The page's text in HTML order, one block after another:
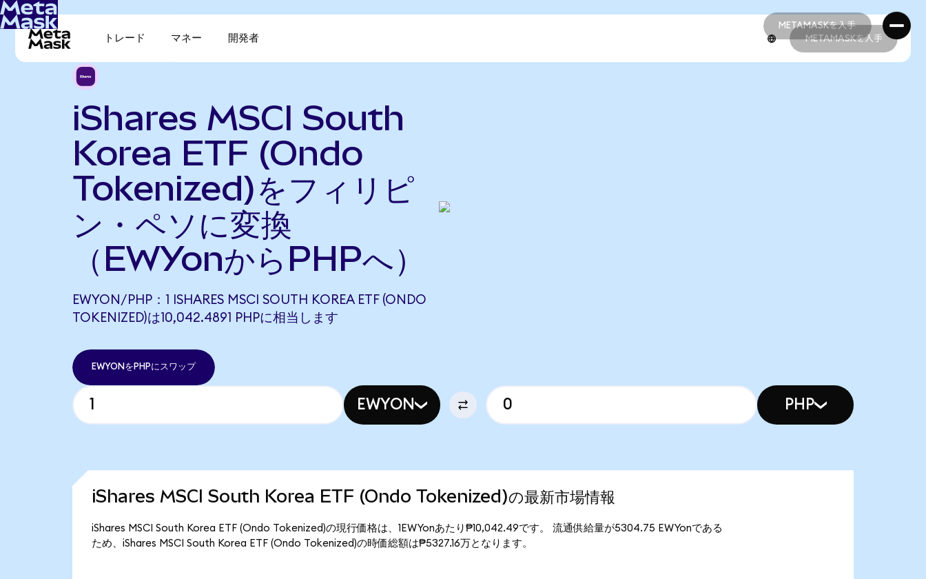
METAMASKを入手
METAMASKを入手
トレード マネー 開発者 METAMASKを入手
iShares MSCI South
Korea ETF (Ondo
Tokenized)をフィリピ
ン・ペソに変換
（EWYonからPHPへ）
EWYON/PHP：1 ISHARES MSCI SOUTH KOREA ETF (ONDO
TOKENIZED)は10,042.4891 PHPに相当します
EWYONをPHPにスワップ
EWYON PHP
iShares MSCI South Korea ETF (Ondo Tokenized)の最新市場情報
iShares MSCI South Korea ETF (Ondo Tokenized)の現行価格は、1EWYonあたり₱10,042.49です。 流通供給量が5304.75 EWYonである
ため、iShares MSCI South Korea ETF (Ondo Tokenized)の時価総額は₱5327.16万となります。